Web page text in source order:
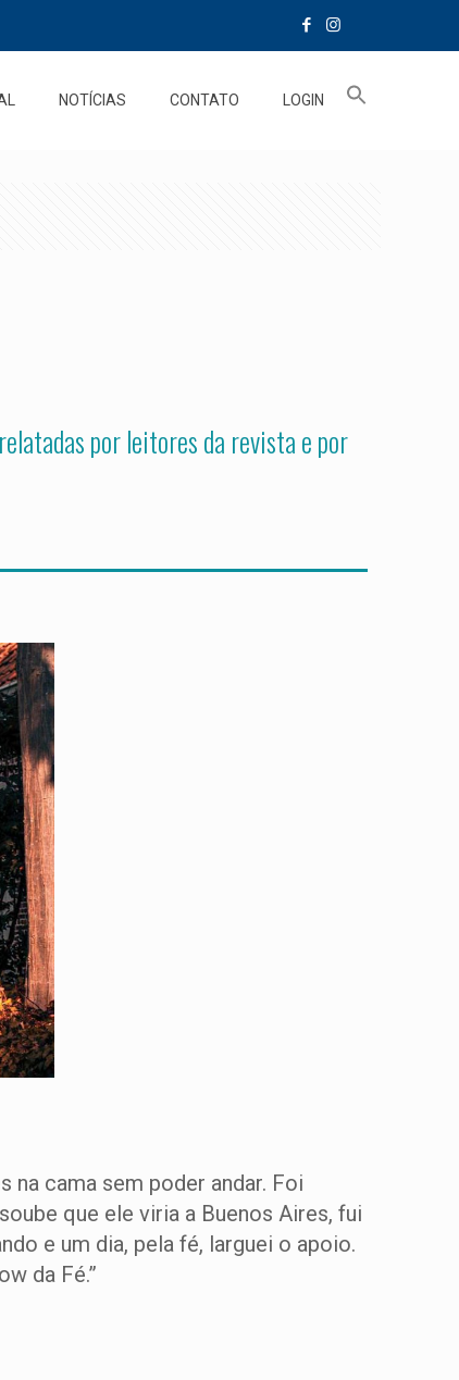
NOTÍCIAS CONTATO LOGIN
por leitores da revista e por
na cama sem poder andar. Foi
que ele viria a Buenos Aires, fui
e um dia, pela fé, larguei o apoio.
da Fé.”